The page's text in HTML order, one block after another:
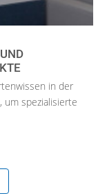
in der
um spezialisierte